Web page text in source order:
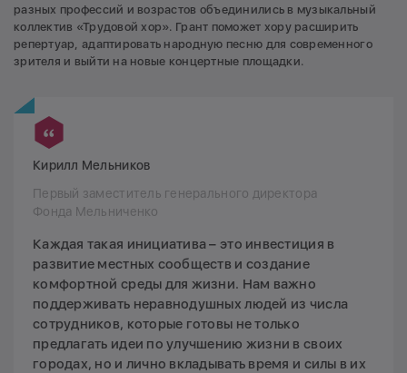
разных профессий и возрастов объединились в музыкальный
коллектив «Трудовой хор». Грант поможет хору расширить
репертуар, адаптировать народную песню для современного
зрителя и выйти на новые концертные площадки.
Кирилл Мельников
Первый заместитель генерального директора
Фонда Мельниченко
Каждая такая инициатива – это инвестиция в
развитие местных сообществ и создание
комфортной среды для жизни. Нам важно
поддерживать неравнодушных людей из числа
сотрудников, которые готовы не только
предлагать идеи по улучшению жизни в своих
городах, но и лично вкладывать время и силы в их